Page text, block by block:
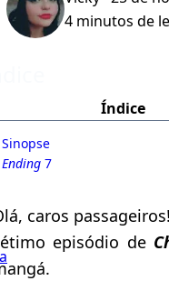
4 minutos de
Índice
Sinopse
Ending 7
caros
episódio de